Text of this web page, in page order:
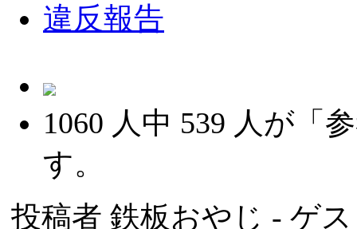
違反報告
1060 人中 539 人が「
す。
投稿者 鉄板おやじ - ゲ